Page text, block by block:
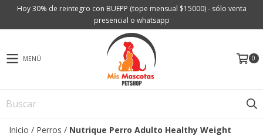
Hoy 30% de reintegro con BUEPP (tope mensual $15000) - sólo venta
presencial o whatsapp
MENÚ 0
Inicio / Perros / Nutrique Perro Adulto Healthy Weight